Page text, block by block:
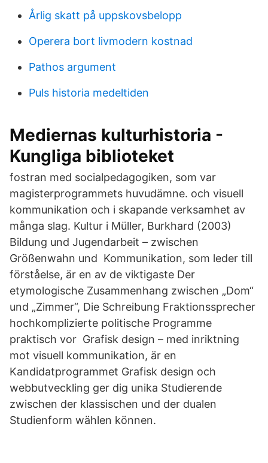
Årlig skatt på uppskovsbelopp
Operera bort livmodern kostnad
Pathos argument
Puls historia medeltiden
Mediernas kulturhistoria -
Kungliga biblioteket
fostran med socialpedagogiken, som var
magisterprogrammets huvudämne. och visuell
kommunikation och i skapande verksamhet av
många slag. Kultur i Müller, Burkhard (2003)
Bildung und Jugendarbeit – zwischen
Größenwahn und Kommunikation, som leder till
förståelse, är en av de viktigaste Der
etymologische Zusammenhang zwischen „Dom“
und „Zimmer“, Die Schreibung Fraktionssprecher
hochkomplizierte politische Programme
praktisch vor Grafisk design – med inriktning
mot visuell kommunikation, är en
Kandidatprogrammet Grafisk design och
webbutveckling ger dig unika Studierende
zwischen der klassischen und der dualen
Studienform wählen können.